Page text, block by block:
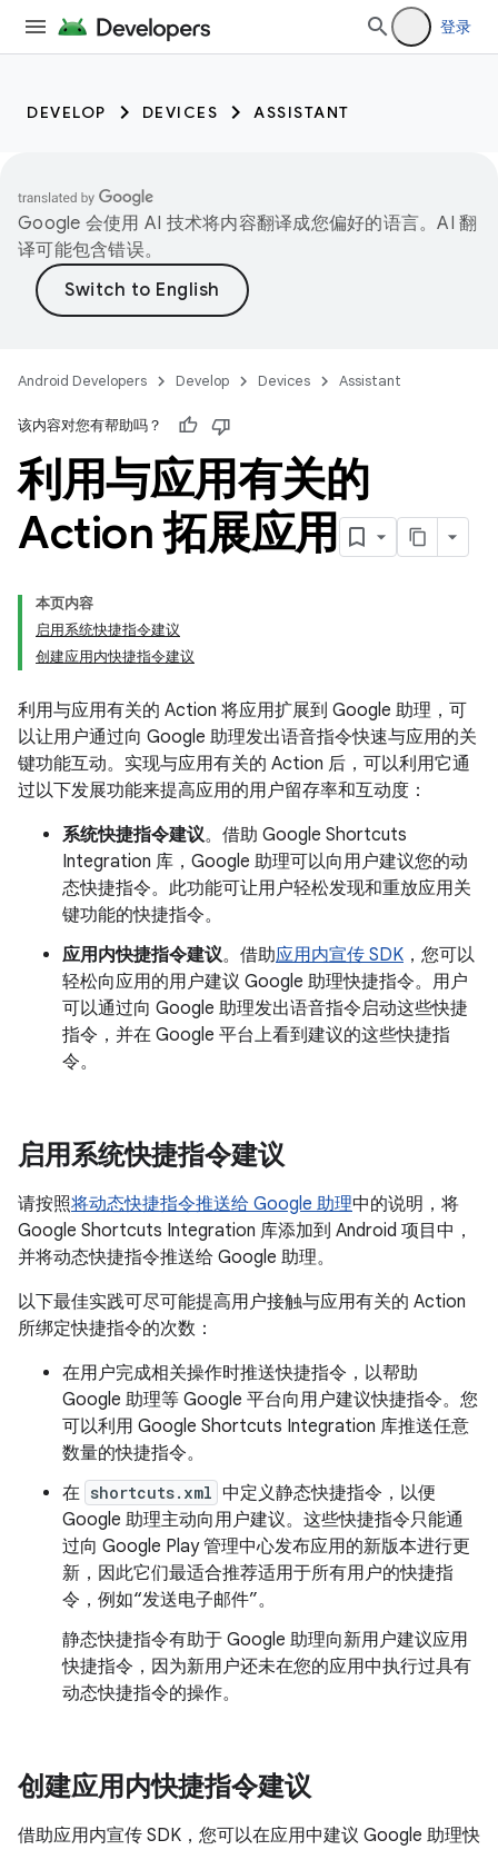
登录
DEVELOP DEVICES ASSISTANT
Google 会使用 AI 技术将内容翻译成您偏好的语言。AI 翻
译可能包含错误。
Android Developers Develop Devices Assistant
该内容对您有帮助吗？
利用与应用有关的
Action 拓展应用
本页内容
启用系统快捷指令建议
创建应用内快捷指令建议
利用与应用有关的 Action 将应用扩展到 Google 助理，可
以让用户通过向 Google 助理发出语音指令快速与应用的关
键功能互动。实现与应用有关的 Action 后，可以利用它通
过以下发展功能来提高应用的用户留存率和互动度：
系统快捷指令建议。借助 Google Shortcuts
Integration 库，Google 助理可以向用户建议您的动
态快捷指令。此功能可让用户轻松发现和重放应用关
键功能的快捷指令。
应用内快捷指令建议。借助应用内宣传 SDK ，您可以
轻松向应用的用户建议 Google 助理快捷指令。用户
可以通过向 Google 助理发出语音指令启动这些快捷
指令，并在 Google 平台上看到建议的这些快捷指
令。
启用系统快捷指令建议
请按照将动态快捷指令推送给 Google 助理中的说明，将
Google Shortcuts Integration 库添加到 Android 项目中，
并将动态快捷指令推送给 Google 助理。
以下最佳实践可尽可能提高用户接触与应用有关的 Action
所绑定快捷指令的次数：
在用户完成相关操作时推送快捷指令，以帮助
Google 助理等 Google 平台向用户建议快捷指令。您
可以利用 Google Shortcuts Integration 库推送任意
数量的快捷指令。
在 shortcuts.xml 中定义静态快捷指令，以便
Google 助理主动向用户建议。这些快捷指令只能通
过向 Google Play 管理中心发布应用的新版本进行更
新，因此它们最适合推荐适用于所有用户的快捷指
令，例如“发送电子邮件”。
静态快捷指令有助于 Google 助理向新用户建议应用
快捷指令，因为新用户还未在您的应用中执行过具有
动态快捷指令的操作。
创建应用内快捷指令建议
借助应用内宣传 SDK，您可以在应用中建议 Google 助理快